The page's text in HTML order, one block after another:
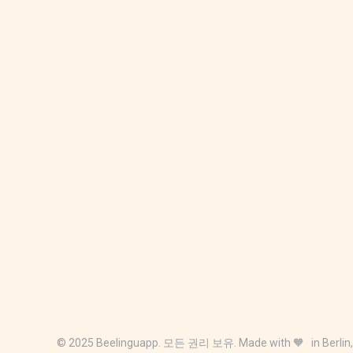
© 2025 Beelinguapp. 모든 권리 보유. Made with 🧡 in